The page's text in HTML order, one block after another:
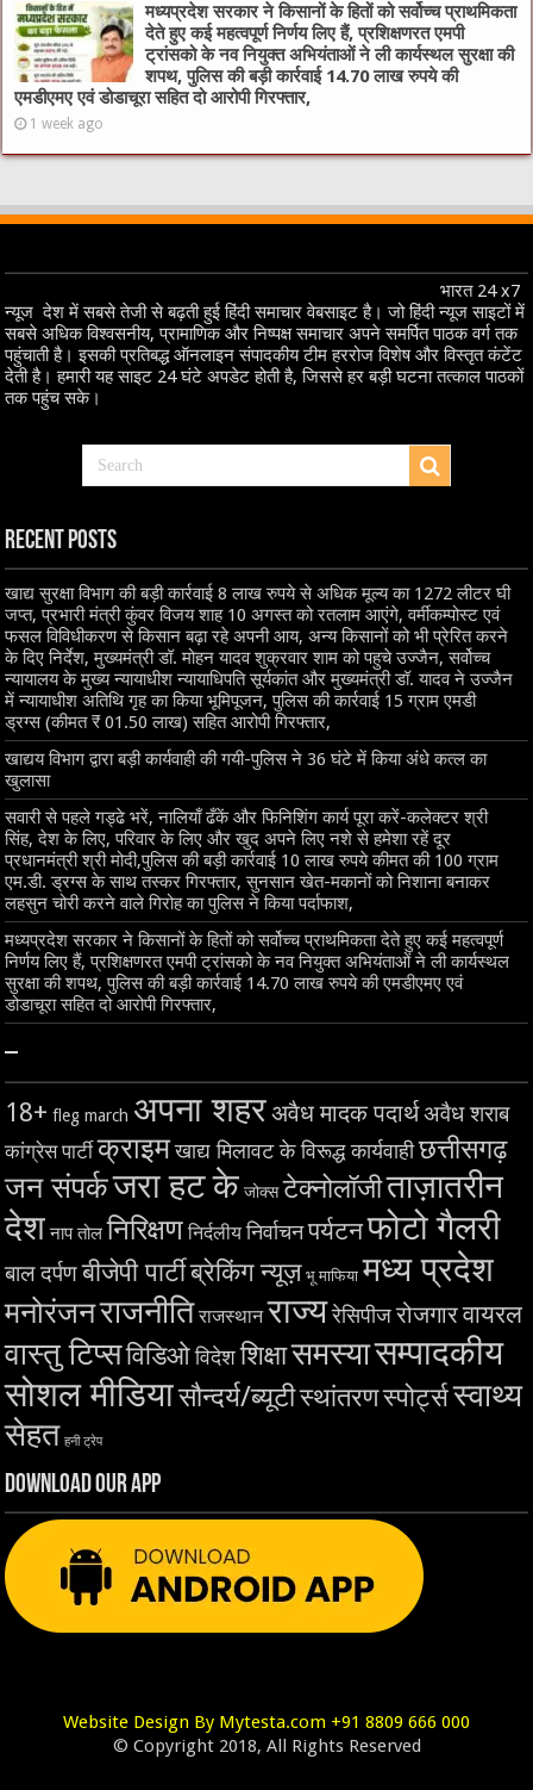
मध्यप्रदेश सरकार ने किसानों के हितों को सर्वोच्च प्राथमिकता
देते हुए कई महत्वपूर्ण निर्णय लिए हैं, प्रशिक्षणरत एमपी
ट्रांसको के नव नियुक्त अभियंताओं ने ली कार्यस्थल सुरक्षा की
शपथ, पुलिस की बड़ी कार्रवाई 14.70 लाख रुपये की
एमडीएमए एवं डोडाचूरा सहित दो आरोपी गिरफ्तार,
1 week ago
भारत 24 x7
न्यूज देश में सबसे तेजी से बढ़ती हुई हिंदी समाचार वेबसाइट है। जो हिंदी न्यूज साइटों में
सबसे अधिक विश्वसनीय, प्रामाणिक और निष्पक्ष समाचार अपने समर्पित पाठक वर्ग तक
पहुंचाती है। इसकी प्रतिबद्ध ऑनलाइन संपादकीय टीम हररोज विशेष और विस्तृत कंटेंट
देती है। हमारी यह साइट 24 घंटे अपडेट होती है, जिससे हर बड़ी घटना तत्काल पाठकों
तक पहुंच सके।
Recent Posts
खाद्य सुरक्षा विभाग की बड़ी कार्रवाई 8 लाख रुपये से अधिक मूल्य का 1272 लीटर घी
जप्त, प्रभारी मंत्री कुंवर विजय शाह 10 अगस्त को रतलाम आएंगे, वर्मीकम्पोस्ट एवं
फसल विविधीकरण से किसान बढ़ा रहे अपनी आय, अन्य किसानों को भी प्रेरित करने
के दिए निर्देश, मुख्यमंत्री डॉ. मोहन यादव शुक्रवार शाम को पहुचे उज्जैन, सर्वोच्च
न्यायालय के मुख्‍य न्‍यायाधीश न्यायाधिपति सूर्यकांत और मुख्यमंत्री डॉ. यादव ने उज्जैन
में न्यायाधीश अतिथि गृह का किया भूमिपूजन, पुलिस की कार्रवाई 15 ग्राम एमडी
ड्रग्स (कीमत ₹ 01.50 लाख) सहित आरोपी गिरफ्तार,
खाद्यय विभाग द्वारा बड़ी कार्यवाही की गयी-पुलिस ने 36 घंटे में किया अंधे कत्ल का
खुलासा
सवारी से पहले गड्ढे भरें, नालियाँ ढँकें और फिनिशिंग कार्य पूरा करें-कलेक्टर श्री
सिंह, देश के लिए, परिवार के लिए और खुद अपने लिए नशे से हमेशा रहें दूर
प्रधानमंत्री श्री मोदी,पुलिस की बड़ी कार्रवाई 10 लाख रुपये कीमत की 100 ग्राम
एम.डी. ड्रग्स के साथ तस्कर गिरफ्तार, सुनसान खेत-मकानों को निशाना बनाकर
लहसुन चोरी करने वाले गिरोह का पुलिस ने किया पर्दाफाश,
मध्यप्रदेश सरकार ने किसानों के हितों को सर्वोच्च प्राथमिकता देते हुए कई महत्वपूर्ण
निर्णय लिए हैं, प्रशिक्षणरत एमपी ट्रांसको के नव नियुक्त अभियंताओं ने ली कार्यस्थल
सुरक्षा की शपथ, पुलिस की बड़ी कार्रवाई 14.70 लाख रुपये की एमडीएमए एवं
डोडाचूरा सहित दो आरोपी गिरफ्तार,
–
18+ fleg march अपना शहरअवैध मादक पदार्थअवैध शराब
कांग्रेस पार्टी क्राइमखाद्य मिलावट के विरूद्ध कार्यवाहीछत्तीसगढ़
जन संपर्कजरा हट के जोक्स टेक्नोलॉजीताज़ातरीन
देश नाप तोल निरिक्षण निर्दलीय निर्वाचनपर्यटनफोटो गैलरी
बाल दर्पणबीजेपी पार्टीब्रेकिंग न्यूज़ भू माफिया मध्य प्रदेश
मनोरंजनराजनीति राजस्थान राज्यरेसिपीज रोजगारवायरल
वास्तु टिप्सविडिओ विदेश शिक्षासमस्यासम्पादकीय
सोशल मीडियासौन्दर्य/ब्यूटीस्थांतरणस्पोर्ट्सस्वाथ्य
सेहत हनी ट्रेप
Download Our App
Website Design By Mytesta.com +91 8809 666 000
© Copyright 2018, All Rights Reserved